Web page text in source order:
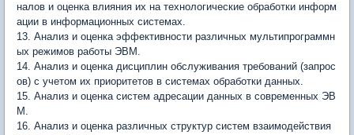
налов и оценка влияния их на технологические обработки информ
ации в информационных системах.
13. Анализ и оценка эффективности различных мультипрограммн
ых режимов работы ЭВМ.
14. Анализ и оценка дисциплин обслуживания требований (запрос
ов) с учетом их приоритетов в системах обработки данных.
15. Анализ и оценка систем адресации данных в современных ЭВ
М.
16. Анализ и оценка различных структур систем взаимодействия